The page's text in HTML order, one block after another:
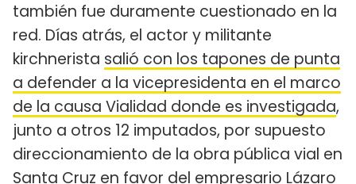
también fue duramente cuestionado en la
red. Días atrás, el actor y militante
kirchnerista salió con los tapones de punta
a defender a la vicepresidenta en el marco
de la causa Vialidad donde es investigada,
junto a otros 12 imputados, por supuesto
direccionamiento de la obra pública vial en
Santa Cruz en favor del empresario Lázaro